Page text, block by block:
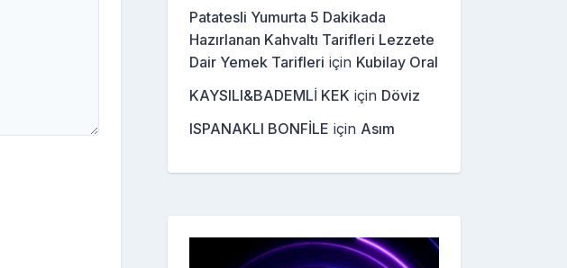
Patatesli Yumurta 5 Dakikada
Hazırlanan Kahvaltı Tarifleri Lezzete
Dair Yemek Tarifleri için Kubilay Oral
KAYSILI&BADEMLİ KEK için Döviz
ISPANAKLI BONFİLE için Asım